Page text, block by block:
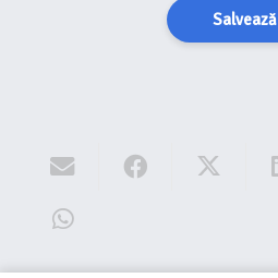
Salvează